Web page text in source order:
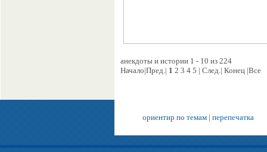
анекдоты и истории 1 - 10 из 224
Начало|Пред.| 1 2 3 4 5 | След.| Конец |Все
ориентир по темам | перепечатка